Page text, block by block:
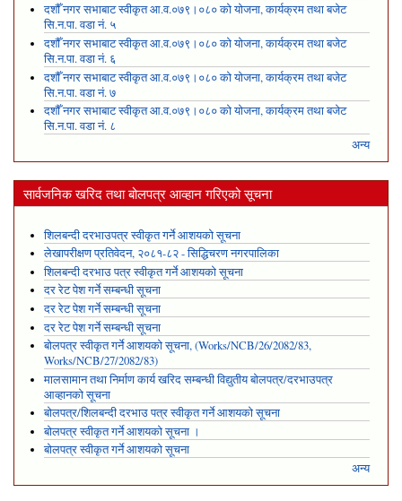
दशौँ नगर सभाबाट स्वीकृत आ.व.०७९।०८० को योजना, कार्यक्रम तथा बजेट
सि.न.पा. वडा नं. ५
दशौँ नगर सभाबाट स्वीकृत आ.व.०७९।०८० को योजना, कार्यक्रम तथा बजेट
सि.न.पा. वडा नं. ६
दशौँ नगर सभाबाट स्वीकृत आ.व.०७९।०८० को योजना, कार्यक्रम तथा बजेट
सि.न.पा. वडा नं. ७
दशौँ नगर सभाबाट स्वीकृत आ.व.०७९।०८० को योजना, कार्यक्रम तथा बजेट
सि.न.पा. वडा नं. ८
अन्य
सार्वजनिक खरिद तथा बोलपत्र आव्हान गरिएको सूचना
शिलबन्दी दरभाउपत्र स्वीकृत गर्ने आशयको सूचना
लेखापरीक्षण प्रतिवेदन, २०८१-८२ - सिद्धिचरण नगरपालिका
शिलबन्दी दरभाउ पत्र स्वीकृत गर्ने आशयको सूचना
दर रेट पेश गर्ने सम्बन्धी सूचना
दर रेट पेश गर्ने सम्बन्धी सूचना
दर रेट पेश गर्ने सम्बन्धी सूचना
बोलपत्र स्वीकृत गर्ने आशयको सूचना, (Works/NCB/26/2082/83,
Works/NCB/27/2082/83)
मालसामान तथा निर्माण कार्य खरिद सम्बन्धी विद्युतीय बोलपत्र/दरभाउपत्र
आव्हानको सूचना
बोलपत्र/शिलबन्दी दरभाउ पत्र स्वीकृत गर्ने आशयको सूचना
बोलपत्र स्वीकृत गर्ने आशयको सूचना ।
बोलपत्र स्वीकृत गर्ने आशयको सूचना
अन्य